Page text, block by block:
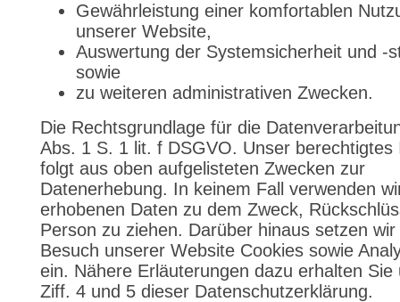
Gewährleistung einer komfortablen
unserer Website,
Auswertung der Systemsicherheit und -
sowie
zu weiteren administrativen Zwecken.
Die Rechtsgrundlage für die
Abs. 1 S. 1 lit. f DSGVO. Unser berechtigtes
folgt aus oben aufgelisteten Zwecken zur
Datenerhebung. In keinem Fall verwenden
erhobenen Daten zu dem Zweck,
Person zu ziehen. Darüber hinaus setzen wir
Besuch unserer Website Cookies sowie
ein. Nähere Erläuterungen dazu erhalten Sie
Ziff. 4 und 5 dieser Datenschutzerklärung.